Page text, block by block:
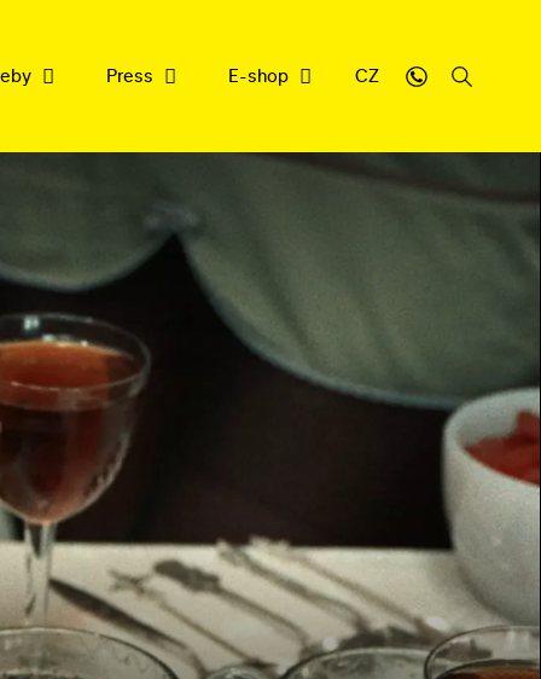
dědictví
2026
Press E-shop CZ